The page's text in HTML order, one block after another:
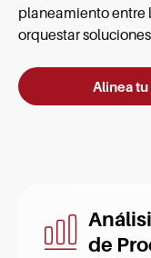
planeamiento entre
orquestar
Alinea
de